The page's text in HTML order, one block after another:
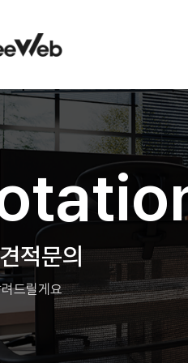
적문의
드릴게요